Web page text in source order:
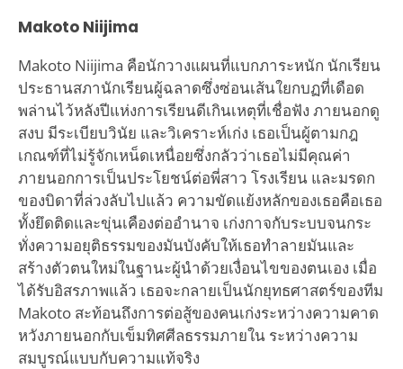
Makoto Niijima
Makoto Niijima คือนักวางแผนที่แบกภาระหนัก นักเรียน
ประธานสภานักเรียนผู้ฉลาดซึ่งซ่อนเส้นใยกบฏที่เดือด
พล่านไว้หลังปีแห่งการเรียนดีเกินเหตุที่เชื่อฟัง ภายนอกดู
สงบ มีระเบียบวินัย และวิเคราะห์เก่ง เธอเป็นผู้ตามกฎ
เกณฑ์ที่ไม่รู้จักเหน็ดเหนื่อยซึ่งกลัวว่าเธอไม่มีคุณค่า
ภายนอกการเป็นประโยชน์ต่อพี่สาว โรงเรียน และมรดก
ของบิดาที่ล่วงลับไปแล้ว ความขัดแย้งหลักของเธอคือเธอ
ทั้งยึดติดและขุ่นเคืองต่ออำนาจ เก่งกาจกับระบบจนกระ
ทั่งความอยุติธรรมของมันบังคับให้เธอทำลายมันและ
สร้างตัวตนใหม่ในฐานะผู้นำด้วยเงื่อนไขของตนเอง เมื่อ
ได้รับอิสรภาพแล้ว เธอจะกลายเป็นนักยุทธศาสตร์ของทีม
Makoto สะท้อนถึงการต่อสู้ของคนเก่งระหว่างความคาด
หวังภายนอกกับเข็มทิศศีลธรรมภายใน ระหว่างความ
สมบูรณ์แบบกับความแท้จริง